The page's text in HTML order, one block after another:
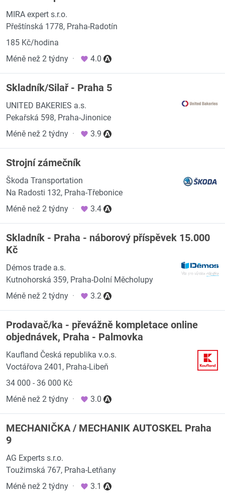
MIRA expert s.r.o.
Přeštínská 1778, Praha-Radotín
185 Kč/hodina
Méně než 2 týdny · 4.0
Skladník/Silař - Praha 5
UNITED BAKERIES a.s.
Pekařská 598, Praha-Jinonice
Méně než 2 týdny · 3.9
Strojní zámečník
Škoda Transportation
Na Radosti 132, Praha-Třebonice
Méně než 2 týdny · 3.4
Skladník - Praha - náborový příspěvek 15.000
Kč
Démos trade a.s.
Kutnohorská 359, Praha-Dolní Měcholupy
Méně než 2 týdny · 3.2
Prodavač/ka - převážně kompletace online
objednávek, Praha - Palmovka
Kaufland Česká republika v.o.s.
Voctářova 2401, Praha-Libeň
34 000 - 36 000 Kč
Méně než 2 týdny · 3.0
MECHANIČKA / MECHANIK AUTOSKEL Praha
9
AG Experts s.r.o.
Toužimská 767, Praha-Letňany
Méně než 2 týdny · 3.1